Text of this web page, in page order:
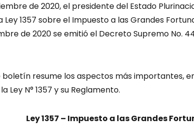
de 2020, el presidente del Estado
Ley 1357 sobre el Impuesto a las Grandes
de 2020 se emitió el Decreto Supremo No.
boletín resume los aspectos más importantes,
Ley N° 1357 y su Reglamento.
Ley 1357 – Impuesto a las Grandes